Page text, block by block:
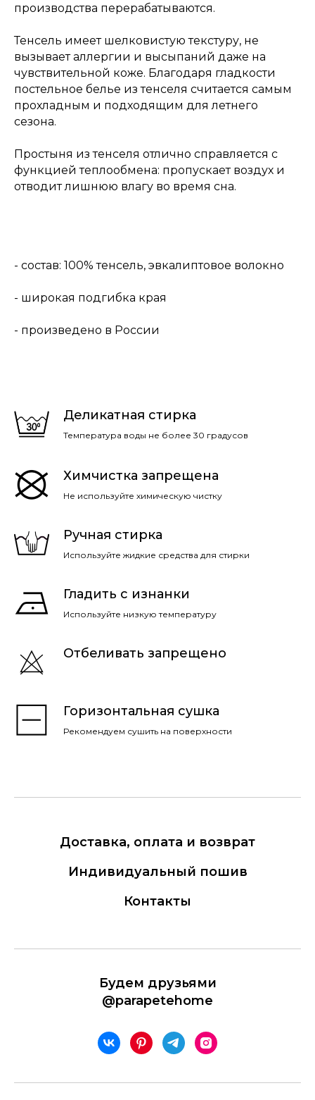
производства перерабатываются.
Тенсель имеет шелковистую текстуру, не
вызывает аллергии и высыпаний даже на
чувствительной коже. Благодаря гладкости
постельное белье из тенселя считается самым
прохладным и подходящим для летнего
сезона.
Простыня из тенселя отлично справляется с
функцией теплообмена: пропускает воздух и
отводит лишнюю влагу во время сна.
- состав: 100% тенсель, эвкалиптовое волокно
- широкая подгибка края
- произведено в России
Деликатная стирка
Температура воды не более 30 градусов
Химчистка запрещена
Не используйте химическую чистку
Ручная стирка
Используйте жидкие средства для стирки
Гладить с изнанки
Используйте низкую температуру
Отбеливать запрещено
Горизонтальная сушка
Рекомендуем сушить на поверхности
Доставка, оплата и возврат
Индивидуальный пошив
Контакты
Будем друзьями
@parapetehome